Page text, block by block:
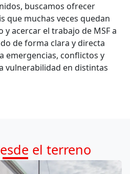
buscamos ofrecer
que muchas veces quedan
acercar el trabajo de MSF a
de forma clara y directa
emergencias, conflictos y
vulnerabilidad en distintas
el terreno